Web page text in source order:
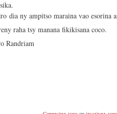
dia ny ampitso maraina vao esorina
raha tsy manana fikikisana coco.
Randriam